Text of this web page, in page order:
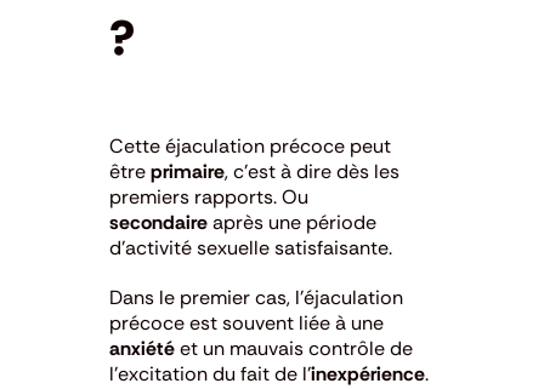
?
Cette éjaculation précoce peut
êtreprimaire, c’est à dire dès les
premiers rapports. Ou
secondaireaprès une période
d’activité sexuelle satisfaisante.
Dans le premier cas, l’éjaculation
précoce est souvent liée à une
anxiétéet un mauvais contrôle de
l’excitation du fait de l’inexpérience.